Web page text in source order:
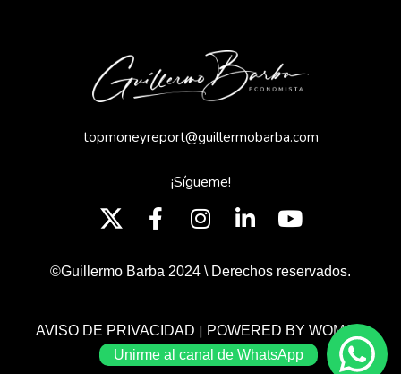
topmoneyreport@guillermobarba.com
¡Sígueme!
©Guillermo Barba 2024 \ Derechos reservados.
AVISO DE PRIVACIDAD | POWERED BY WOMGP
Unirme al canal de WhatsApp